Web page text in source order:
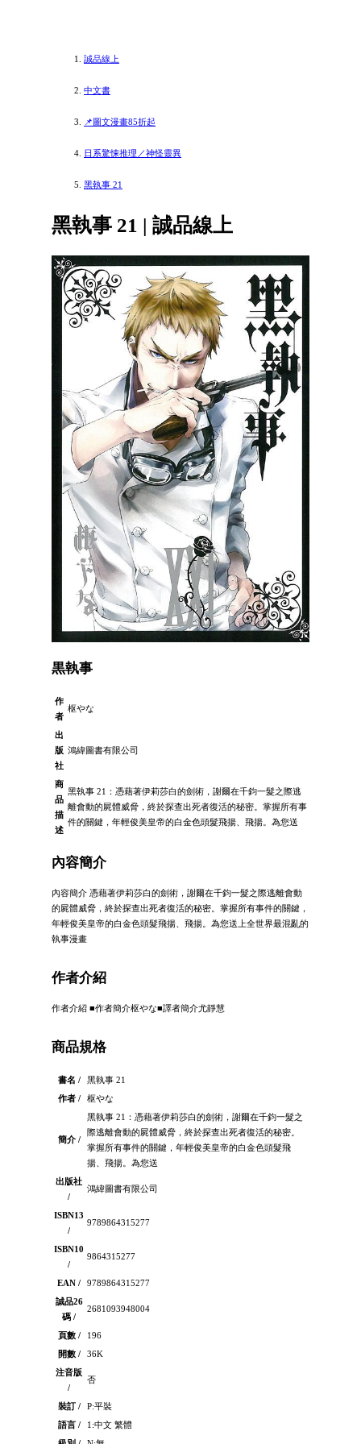
誠品線上
中文書
📌圖文漫畫85折起
日系驚悚推理／神怪靈異
黑執事 21
黑執事 21 | 誠品線上
黒執事
作
者
枢やな
出
版
社
鴻緯圖書有限公司
商
品
描
述
黑執事 21：憑藉著伊莉莎白的劍術，謝爾在千鈞一髮之際逃
離會動的屍體威脅，終於探查出死者復活的秘密。掌握所有事
件的關鍵，年輕俊美皇帝的白金色頭髮飛揚、飛揚。為您送
內容簡介
內容簡介 憑藉著伊莉莎白的劍術，謝爾在千鈞一髮之際逃離會動
的屍體威脅，終於探查出死者復活的秘密。掌握所有事件的關鍵，
年輕俊美皇帝的白金色頭髮飛揚、飛揚。為您送上全世界最混亂的
執事漫畫
作者介紹
作者介紹 ■作者簡介枢やな■譯者簡介尤靜慧
商品規格
書名 /
黑執事 21
作者 /
枢やな
簡介 /
黑執事 21：憑藉著伊莉莎白的劍術，謝爾在千鈞一髮之
際逃離會動的屍體威脅，終於探查出死者復活的秘密。
掌握所有事件的關鍵，年輕俊美皇帝的白金色頭髮飛
揚、飛揚。為您送
出版社
/
鴻緯圖書有限公司
ISBN13
/
9789864315277
ISBN10
/
9864315277
EAN /
9789864315277
誠品26
碼 /
2681093948004
頁數 /
196
開數 /
36K
注音版
/
否
裝訂 /
P:平裝
語言 /
1:中文 繁體